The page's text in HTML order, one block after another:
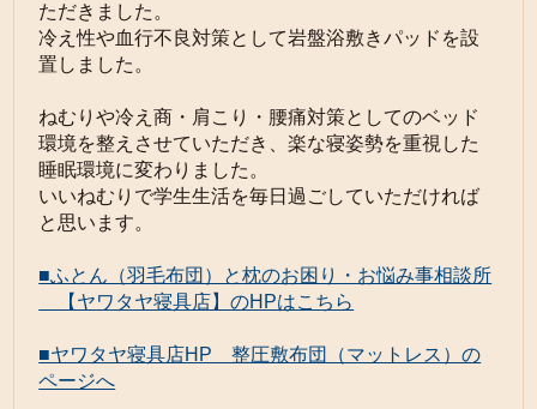
ただきました。
冷え性や血行不良対策として岩盤浴敷きパッドを設
置しました。
ねむりや冷え商・肩こり・腰痛対策としてのベッド
環境を整えさせていただき、楽な寝姿勢を重視した
睡眠環境に変わりました。
いいねむりで学生生活を毎日過ごしていただければ
と思います。
■ふとん（羽毛布団）と枕のお困り・お悩み事相談所
【ヤワタヤ寝具店】のHPはこちら
■ヤワタヤ寝具店HP 整圧敷布団（マットレス）の
ページへ